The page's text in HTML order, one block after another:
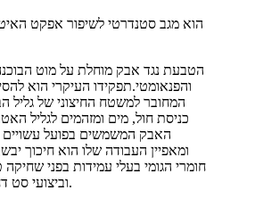
הטבעת נגד אבק מוחלת על מוט
והפנאומטי.תפקידו העיקרי הוא
המחובר למשטח החיצוני של גליל
כניסת חול, מים ומזהמים לגליל
האבק המשמשים בפועל עשויים
ומאפיין העבודה שלו הוא חיכוך
חומרי הגומי בעלי עמידות בפני שחיקה
וביצועי סט דחיסה נמוכים.